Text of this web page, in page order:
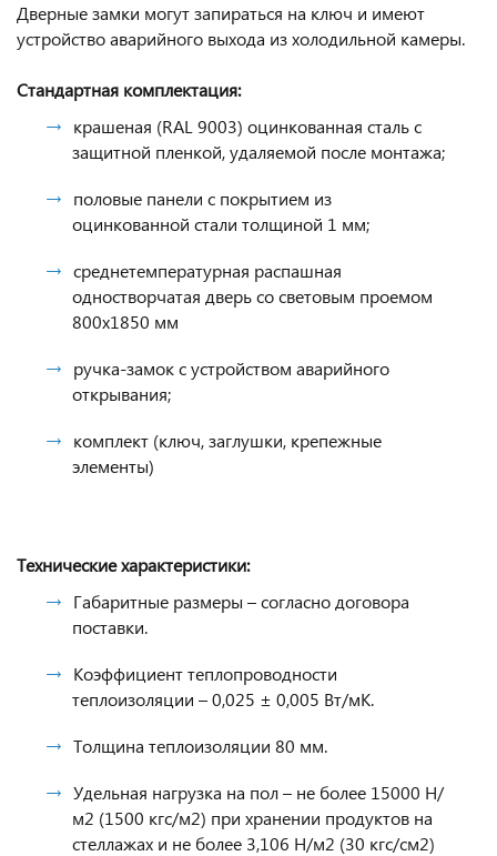
Дверные замки могут запираться на ключ и имеют
устройство аварийного выхода из холодильной камеры.
Стандартная комплектация:
крашеная (RAL 9003) оцинкованная сталь с
защитной пленкой, удаляемой после монтажа;
половые панели с покрытием из
оцинкованной стали толщиной 1 мм;
среднетемпературная распашная
одностворчатая дверь со световым проемом
800х1850 мм
ручка-замок с устройством аварийного
открывания;
комплект (ключ, заглушки, крепежные
элементы)
Технические характеристики:
Габаритные размеры – согласно договора
поставки.
Коэффициент теплопроводности
теплоизоляции – 0,025 ± 0,005 Вт/мК.
Толщина теплоизоляции 80 мм.
Удельная нагрузка на пол – не более 15000 Н/
м2 (1500 кгс/м2) при хранении продуктов на
стеллажах и не более 3,106 Н/м2 (30 кгс/см2)